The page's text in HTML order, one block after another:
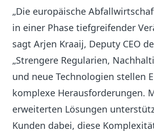
„Die europäische
in einer Phase tiefgreifender
sagt Arjen Kraaij, Deputy CEO
„Strengere Regularien,
und neue Technologien stellen
komplexe Herausforderungen.
erweiterten Lösungen
Kunden dabei, diese